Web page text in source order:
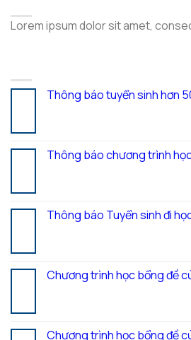
Lorem ipsum dolor sit amet,
Thông báo tuyển sinh hơn
Thông báo chương trình
Thông báo Tuyển sinh đi
Chương trình học bổng đề
Chương trình học bổng đề